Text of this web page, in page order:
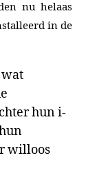
nu helaas
in de
hun i-
willoos